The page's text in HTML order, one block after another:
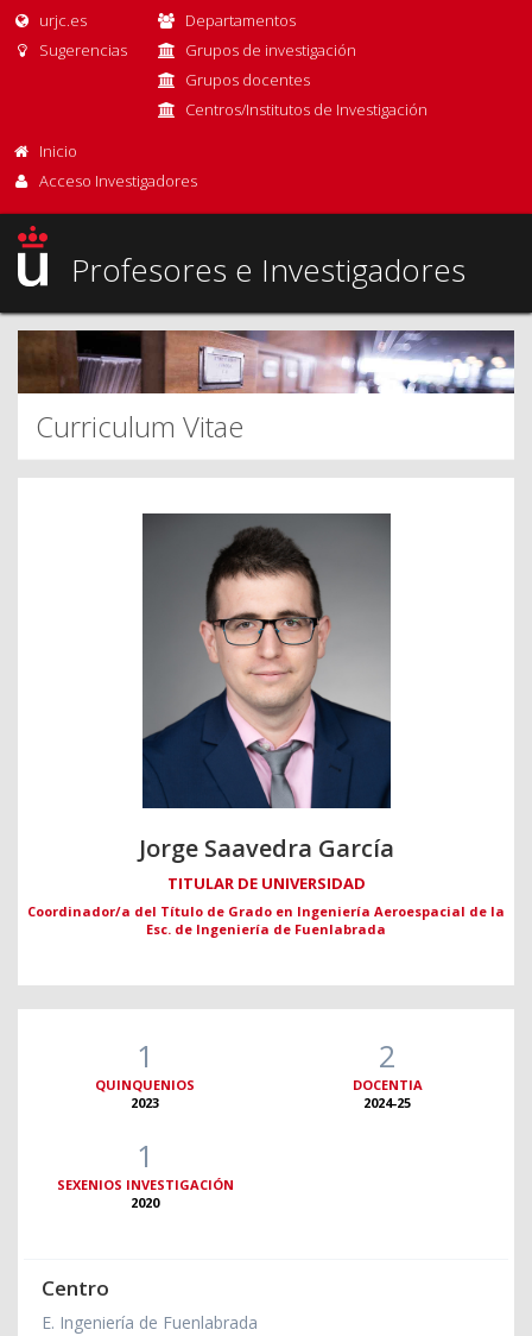
urjc.es
Sugerencias
Departamentos
Grupos de investigación
Grupos docentes
Centros/Institutos de Investigación
Inicio
Acceso Investigadores
Profesores e Investigadores
Curriculum Vitae
Jorge Saavedra García
TITULAR DE UNIVERSIDAD
Coordinador/a del Título de Grado en Ingeniería Aeroespacial de la
Esc. de Ingeniería de Fuenlabrada
1
QUINQUENIOS
2023
2
DOCENTIA
2024-25
1
SEXENIOS INVESTIGACIÓN
2020
Centro
E. Ingeniería de Fuenlabrada